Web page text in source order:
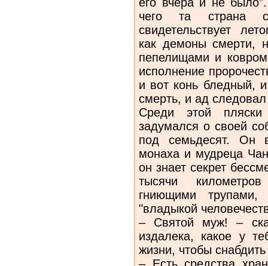
чего та страна
свидетельствует
как демоны смерти,
пепелищами и
исполнение
и вот конь бледный,
смерть, и ад
Среди этой пляски
задумался о своей
под семьдесят. Он
монаха и мудреца
он знает секрет
тысячи
гниющими трупами,
"владыкой
– Святой муж! –
издалека, какое у
жизни, чтобы